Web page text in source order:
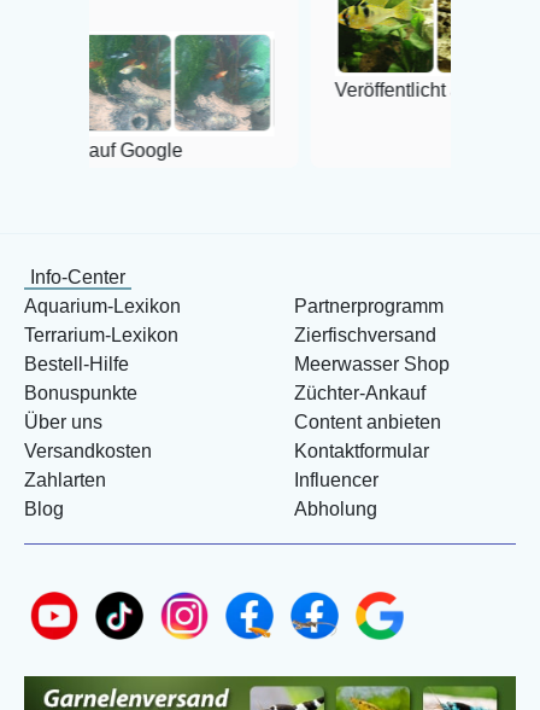
Veröffentlicht auf Google
Info-Center
Aquarium-Lexikon
Terrarium-Lexikon
Bestell-Hilfe
Bonuspunkte
Über uns
Versandkosten
Zahlarten
Blog
Partnerprogramm
Zierfischversand
Meerwasser Shop
Züchter-Ankauf
Content anbieten
Kontaktformular
Influencer
Abholung